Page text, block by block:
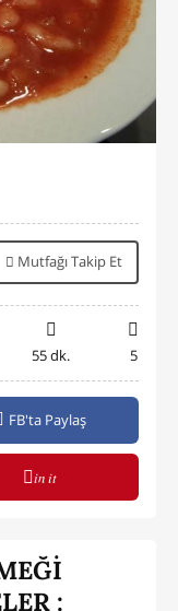
Mutfağı Takip Et
55 dk. 5
FB'ta Paylaş
in it
: